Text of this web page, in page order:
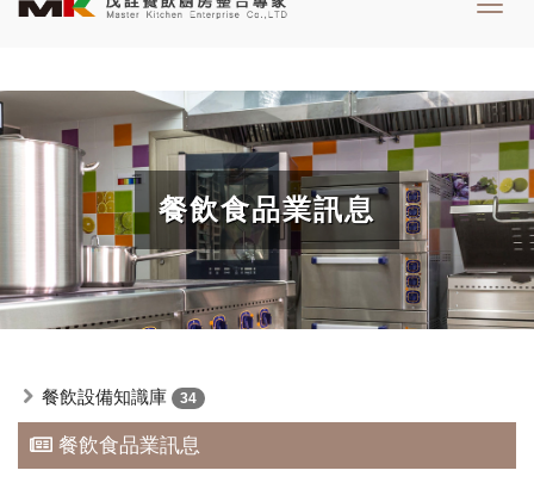
餐飲食品業訊息
餐飲設備知識庫 34
餐飲食品業訊息